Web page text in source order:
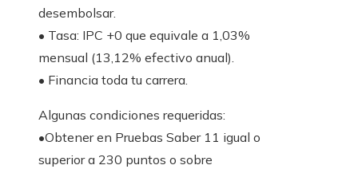
desembolsar.
• Tasa: IPC +0 que equivale a 1,03%
mensual (13,12% efectivo anual).
• Financia toda tu carrera.
Algunas condiciones requeridas:
•Obtener en Pruebas Saber 11 igual o
superior a 230 puntos o sobre